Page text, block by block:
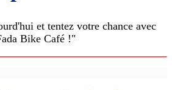
et tentez votre chance avec
Bike Café !"